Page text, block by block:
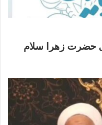
حضرت زهرا سلام